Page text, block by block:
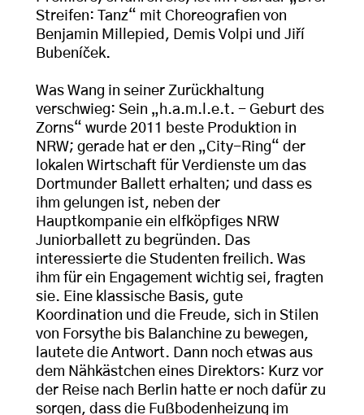
Streifen: Tanz“ mit Choreografien von
Benjamin Millepied, Demis Volpi und Jiří
Bubeníček.
Was Wang in seiner Zurückhaltung
verschwieg: Sein „h.a.m.l.e.t. - Geburt des
Zorns“ wurde 2011 beste Produktion in
NRW; gerade hat er den „City-Ring“ der
lokalen Wirtschaft für Verdienste um das
Dortmunder Ballett erhalten; und dass es
ihm gelungen ist, neben der
Hauptkompanie ein elfköpfiges NRW
Juniorballett zu begründen. Das
interessierte die Studenten freilich. Was
ihm für ein Engagement wichtig sei, fragten
sie. Eine klassische Basis, gute
Koordination und die Freude, sich in Stilen
von Forsythe bis Balanchine zu bewegen,
lautete die Antwort. Dann noch etwas aus
dem Nähkästchen eines Direktors: Kurz vor
der Reise nach Berlin hatte er noch dafür zu
sorgen, dass die Fußbodenheizung im